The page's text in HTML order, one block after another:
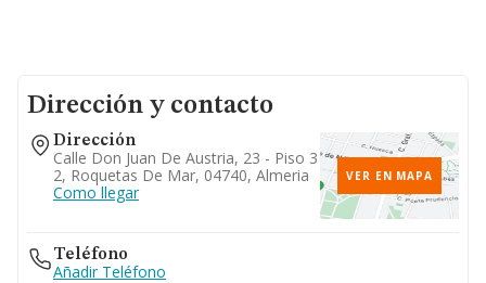
Dirección y contacto
Dirección
Calle Don Juan De Austria, 23 - Piso 3
2, Roquetas De Mar, 04740, Almeria
Como llegar
VER EN MAPA
Teléfono
Añadir Teléfono